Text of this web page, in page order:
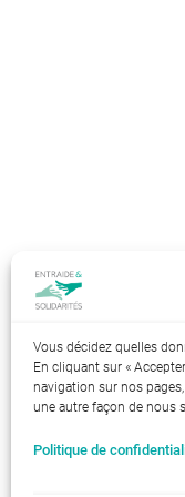
Vous décidez quelles
En cliquant sur «
navigation sur nos
une autre façon de nous
Politique de